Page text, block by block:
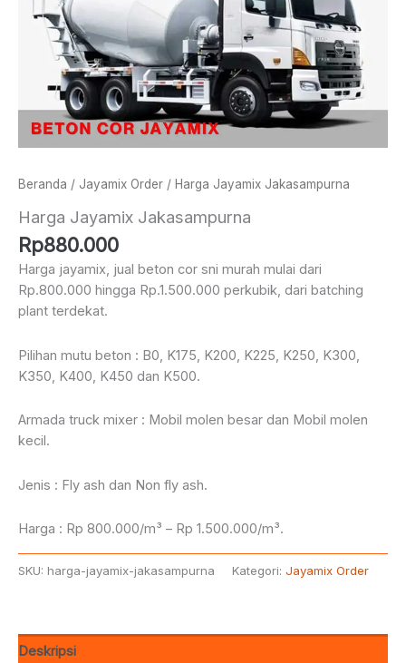
Beranda / Jayamix Order / Harga Jayamix Jakasampurna
Harga Jayamix Jakasampurna
Rp880.000
Harga jayamix, jual beton cor sni murah mulai dari
Rp.800.000 hingga Rp.1.500.000 perkubik, dari batching
plant terdekat.
Pilihan mutu beton : B0, K175, K200, K225, K250, K300,
K350, K400, K450 dan K500.
Armada truck mixer : Mobil molen besar dan Mobil molen
kecil.
Jenis : Fly ash dan Non fly ash.
Harga : Rp 800.000/m³ – Rp 1.500.000/m³.
SKU: harga-jayamix-jakasampurna Kategori: Jayamix Order
Deskripsi